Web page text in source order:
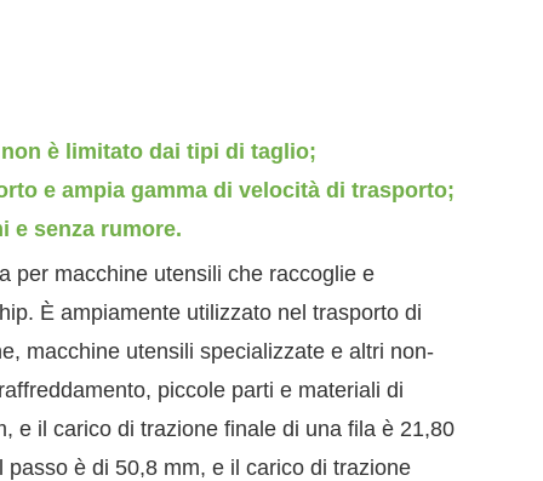
è limitato dai tipi di taglio;
e ampia gamma di velocità di trasporto;
e senza rumore.
per macchine utensili che raccoglie e
È ampiamente utilizzato nel trasporto di
macchine utensili specializzate e altri non-
piccole parti e materiali di
e il carico di trazione finale di una fila è 21,80
è di 50,8 mm, e il carico di trazione